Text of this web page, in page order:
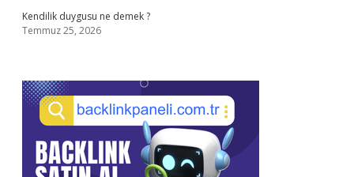
Kendilik duygusu ne demek ?
Temmuz 25, 2026